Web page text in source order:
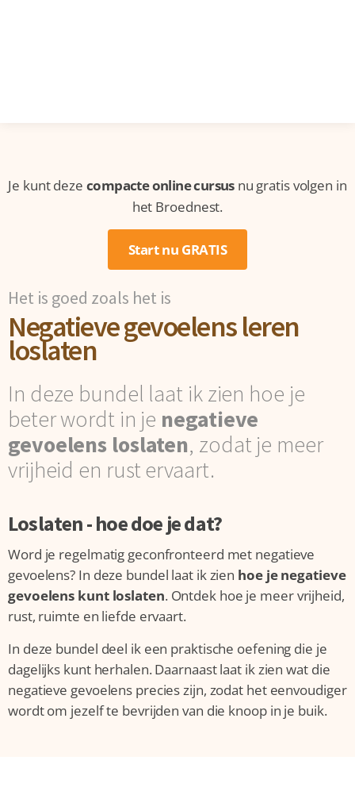
Je kunt deze compacte online cursusnu gratis volgen in
het Broednest.
Start nu GRATIS
Het is goed zoals het is
Negatieve gevoelens leren
loslaten
In deze bundel laat ik zien hoe je
beter wordt in je negatieve
gevoelens loslaten, zodat je meer
vrijheid en rust ervaart.
Loslaten - hoe doe je dat?
Word je regelmatig geconfronteerd met negatieve
gevoelens? In deze bundel laat ik zien hoe je negatieve
gevoelens kunt loslaten. Ontdek hoe je meer vrijheid,
rust, ruimte en liefde ervaart.
In deze bundel deel ik een praktische oefening die je
dagelijks kunt herhalen. Daarnaast laat ik zien wat die
negatieve gevoelens precies zijn, zodat het eenvoudiger
wordt om jezelf te bevrijden van die knoop in je buik.